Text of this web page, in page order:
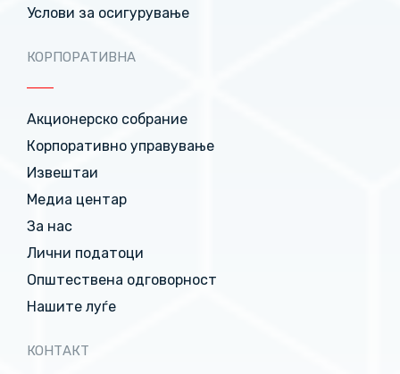
Услови за осигурување
КОРПОРАТИВНА
Акционерско собрание
Корпоративно управување
Извештаи
Медиа центар
За нас
Лични податоци
Општествена одговорност
Нашите луѓе
КОНТАКТ